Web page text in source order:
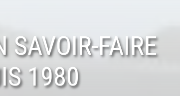
SAVOIR-FAIRE
1980